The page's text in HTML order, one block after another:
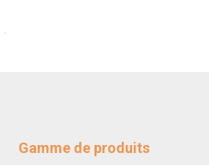
Gamme de produits